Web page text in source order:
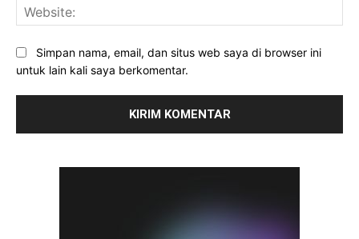
Simpan nama, email, dan situs web saya di browser ini
untuk lain kali saya berkomentar.